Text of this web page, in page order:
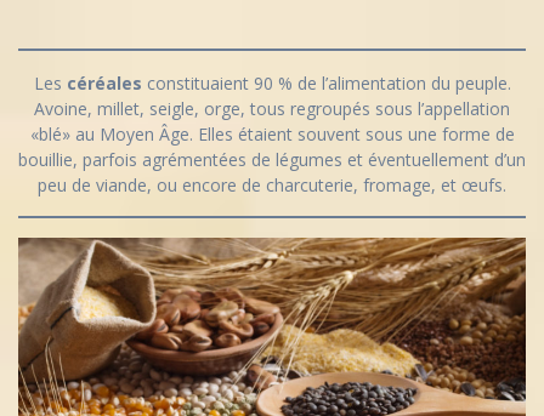
Les céréales constituaient 90 % de l’alimentation du peuple.
Avoine, millet, seigle, orge, tous regroupés sous l’appellation
«blé» au Moyen Âge. Elles étaient souvent sous une forme de
bouillie, parfois agrémentées de légumes et éventuellement d’un
peu de viande, ou encore de charcuterie, fromage, et œufs.